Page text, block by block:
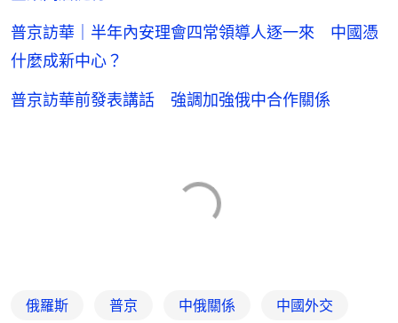
普京訪華｜半年內安理會四常領導人逐一來 中國憑
什麼成新中心？
普京訪華前發表講話 強調加強俄中合作關係
俄羅斯 普京 中俄關係 中國外交